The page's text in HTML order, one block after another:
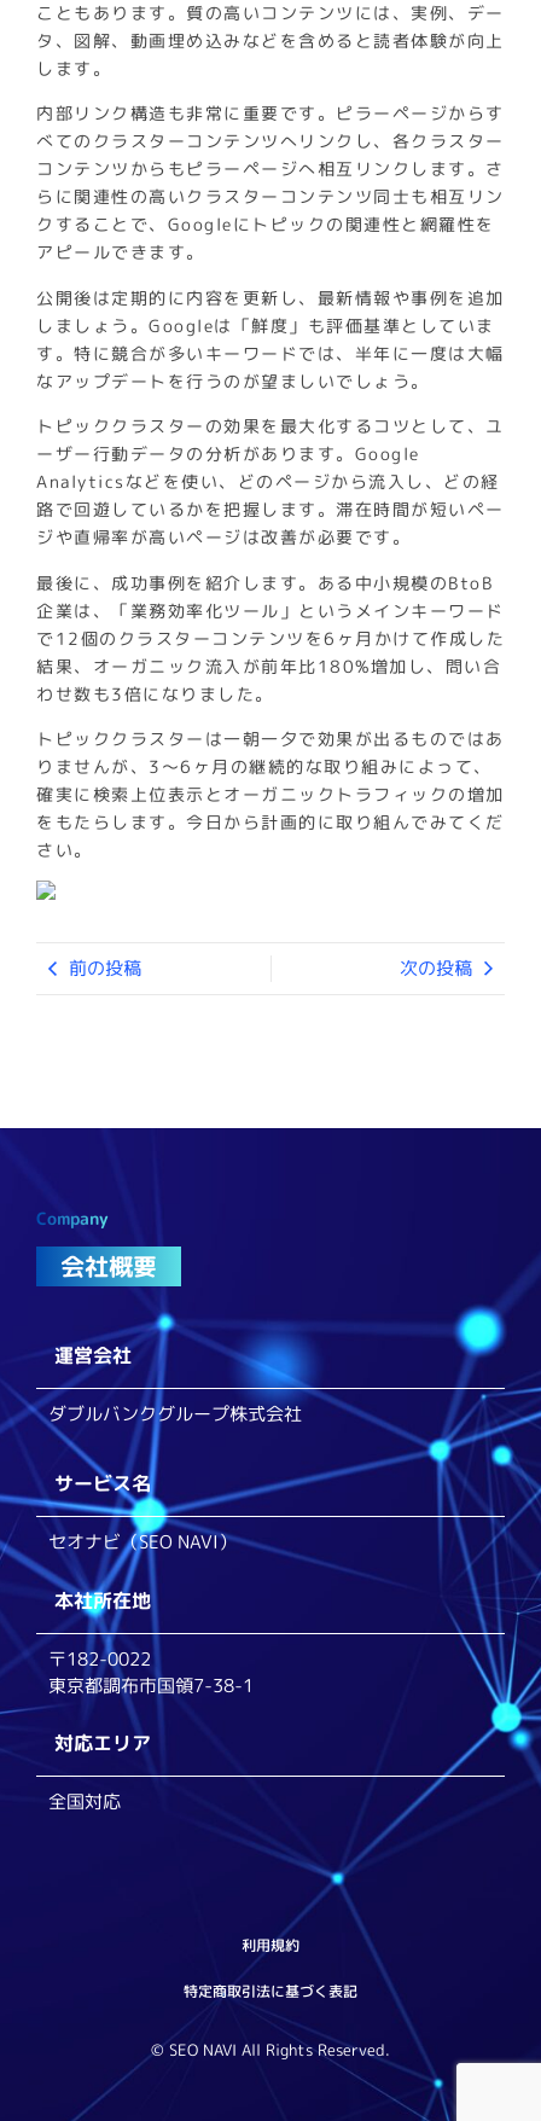
こともあります。質の高いコンテンツには、実例、デー
タ、図解、動画埋め込みなどを含めると読者体験が向上
します。
内部リンク構造も非常に重要です。ピラーページからす
べてのクラスターコンテンツへリンクし、各クラスター
コンテンツからもピラーページへ相互リンクします。さ
らに関連性の高いクラスターコンテンツ同士も相互リン
クすることで、Googleにトピックの関連性と網羅性を
アピールできます。
公開後は定期的に内容を更新し、最新情報や事例を追加
しましょう。Googleは「鮮度」も評価基準としていま
す。特に競合が多いキーワードでは、半年に一度は大幅
なアップデートを行うのが望ましいでしょう。
トピッククラスターの効果を最大化するコツとして、ユ
ーザー行動データの分析があります。Google
Analyticsなどを使い、どのページから流入し、どの経
路で回遊しているかを把握します。滞在時間が短いペー
ジや直帰率が高いページは改善が必要です。
最後に、成功事例を紹介します。ある中小規模のBtoB
企業は、「業務効率化ツール」というメインキーワード
で12個のクラスターコンテンツを6ヶ月かけて作成した
結果、オーガニック流入が前年比180%増加し、問い合
わせ数も3倍になりました。
トピッククラスターは一朝一夕で効果が出るものではあ
りませんが、3〜6ヶ月の継続的な取り組みによって、
確実に検索上位表示とオーガニックトラフィックの増加
をもたらします。今日から計画的に取り組んでみてくだ
さい。
前の投稿 次の投稿
Company
会社概要
運営会社
ダブルバンクグループ株式会社
サービス名
セオナビ（SEO NAVI）
本社所在地
〒182-0022
東京都調布市国領7-38-1
対応エリア
全国対応
利用規約
特定商取引法に基づく表記
© SEO NAVI All Rights Reserved.